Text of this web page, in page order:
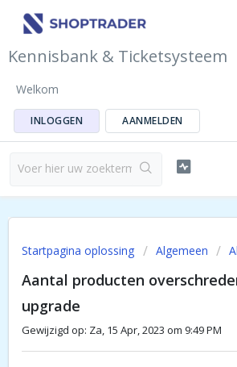
Kennisbank & Ticketsysteem
Welkom
INLOGGEN AANMELDEN
Startpagina oplossing Algemeen
Aantal producten
upgrade
Gewijzigd op: Za, 15 Apr, 2023 om 9:49 PM